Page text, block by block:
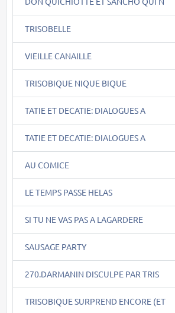
TRISOBELLE
VIEILLE CANAILLE
TRISOBIQUE NIQUE BIQUE
TATIE ET DECATIE: DIALOGUES A
TATIE ET DECATIE: DIALOGUES A
AU COMICE
LE TEMPS PASSE HELAS
SI TU NE VAS PAS A LAGARDERE
SAUSAGE PARTY
270.DARMANIN DISCULPE PAR TRIS
TRISOBIQUE SURPREND ENCORE (ET